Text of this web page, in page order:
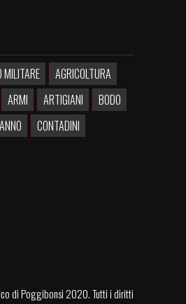
MILITARE
AGRICOLTURA
ARMI ARTIGIANI
BODO
CONTADINI
di Poggibonsi2020. Tutti i diritti